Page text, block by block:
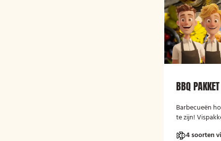
BBQ
Barbecueën
te zijn!
4 soorten